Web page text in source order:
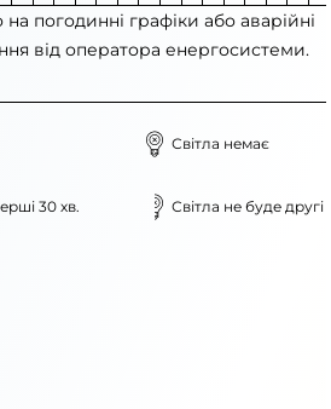
на погодинні графіки або аварійні
від оператора енергосистеми.
Світла немає
30 хв. Світла не буде другі